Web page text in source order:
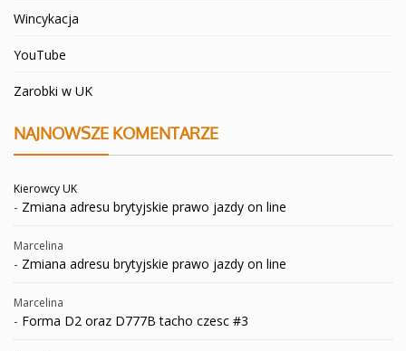
Wincykacja
YouTube
Zarobki w UK
NAJNOWSZE KOMENTARZE
Kierowcy UK
- Zmiana adresu brytyjskie prawo jazdy on line
Marcelina
- Zmiana adresu brytyjskie prawo jazdy on line
Marcelina
- Forma D2 oraz D777B tacho czesc #3